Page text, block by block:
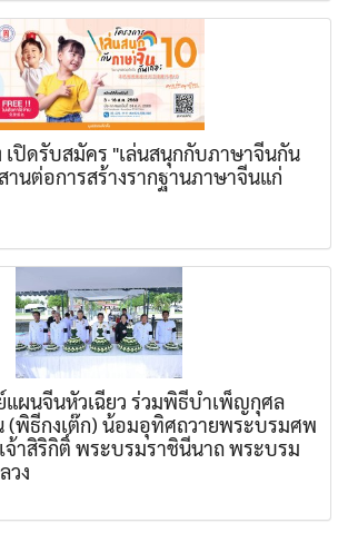
เปิดรับสมัคร "เล่นสนุกกับภาษาจีนกัน
านต่อการสร้างรากฐานภาษาจีนแก่
ผนจีนหัวเฉียว ร่วมพิธีบำเพ็ญกุศล
พิธีกงเต๊ก) น้อมอุทิศถวายพระบรมศพ
จ้าสิริกิติ์ พระบรมราชินีนาถ พระบรม
วง